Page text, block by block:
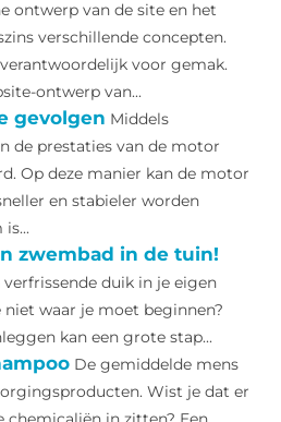
ontwerp van de site en het
verschillende concepten.
voor gemak.
ontwerp van...
gevolgen Middels
de prestaties van de motor
Op deze manier kan de motor
en stabieler worden
zwembad in de tuin!
duik in je eigen
waar je moet beginnen?
kan een grote stap...
De gemiddelde mens
Wist je dat er